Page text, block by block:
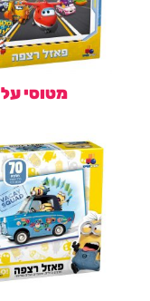
מטוסי על